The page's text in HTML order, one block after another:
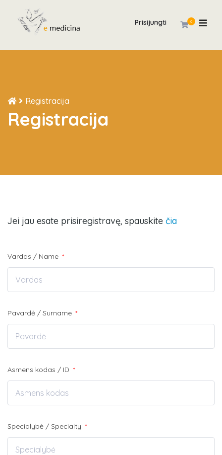
0
Prisijungti
Registracija
Registracija
Jei jau esate prisiregistravę, spauskite čia
Vardas / Name *
Pavardė / Surname *
Asmens kodas / ID *
Specialybė / Specialty *